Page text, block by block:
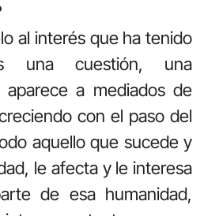
al interés que ha tenido
una cuestión, una
aparece a mediados de
con el paso del
aquello que sucede y
le afecta y le interesa
de esa humanidad,